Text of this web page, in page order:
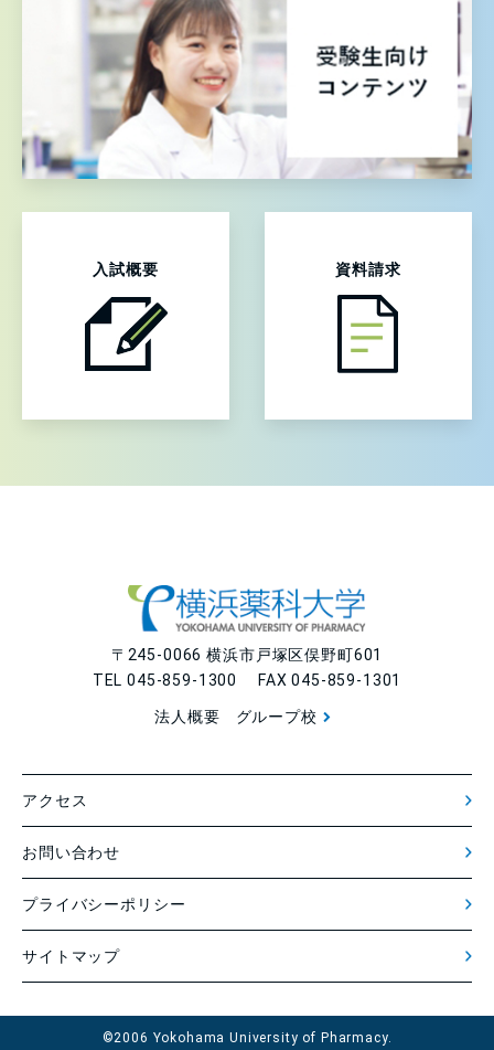
入試概要 資料請求
〒245-0066 横浜市戸塚区俣野町601
TEL 045-859-1300 FAX 045-859-1301
法人概要 グループ校
アクセス
お問い合わせ
プライバシーポリシー
サイトマップ
©2006 Yokohama University of Pharmacy.